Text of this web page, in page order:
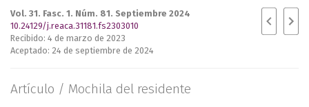
Vol. 31. Fasc. 1. Núm. 81. Septiembre 2024
10.24129/j.reaca.31181.fs2303010
Recibido: 4 de marzo de 2023
Aceptado: 24 de septiembre de 2024
Artículo / Mochila del residente